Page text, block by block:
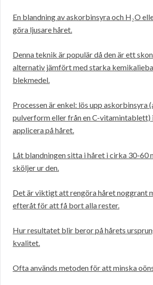
En blandning av askorbinsyra och H₂O
göra ljusare håret.
Denna teknik är populär då den är ett
alternativ jämfört med starka
blekmedel.
Processen är enkel: lös upp askorbinsyra
pulverform eller från en C-vitamintablett)
applicera på håret.
Låt blandningen sitta i håret i cirka 30-60
sköljer ur den.
Det är viktigt att rengöra håret noggrant
efteråt för att få bort alla rester.
Hur resultatet blir beror på hårets
kvalitet.
Ofta används metoden för att minska